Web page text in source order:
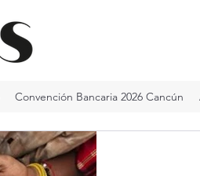
Convención Bancaria 2026 Cancún